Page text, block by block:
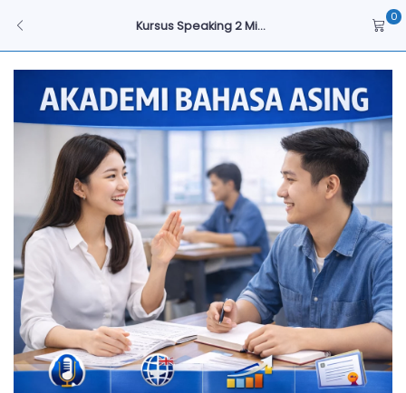
Kursus Speaking 2 Mi...
0